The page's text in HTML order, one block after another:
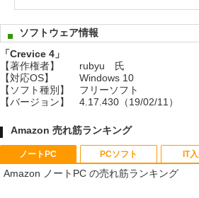
ソフトウェア情報
「Crevice 4」
【著作権者】
rubyu 氏
【対応OS】
Windows 10
【ソフト種別】
フリーソフト
【バージョン】
4.17.430（19/02/11）
Amazon 売れ筋ランキング
ノートPC
Amazon ノートPC の売れ筋ランキング
PCソフト IT